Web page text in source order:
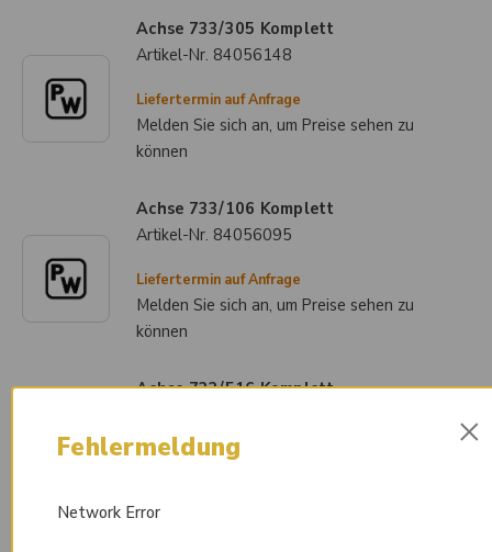
Achse 733/305 Komplett
Artikel-Nr. 84056148
Liefertermin auf Anfrage
Melden Sie sich an, um Preise sehen zu
können
Achse 733/106 Komplett
Artikel-Nr. 84056095
Liefertermin auf Anfrage
Melden Sie sich an, um Preise sehen zu
können
Achse 733/516 Komplett
Liefertermin auf Anfrage
können
Fehlermeldung ×
Network Error